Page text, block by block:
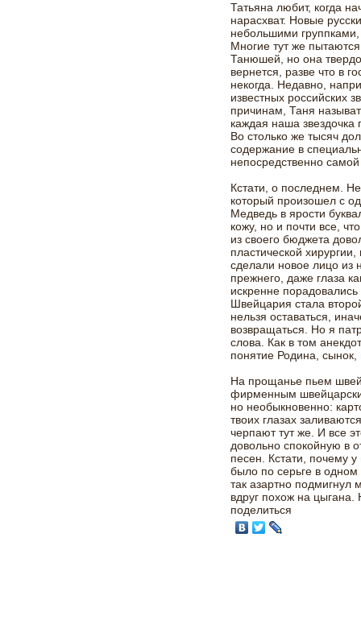
Татьяна любит, когда
нарасхват. Новые
небольшими
Многие тут же
Танюшей, но она
вернется, разве что в
некогда. Недавно,
известных российских
причинам, Таня
каждая наша звездочка
Во столько же тысяч
содержание в
непосредственно
Кстати, о последнем.
который произошел с
Медведь в ярости
кожу, но и почти все,
из своего бюджета
пластической
сделали новое лицо из
прежнего, даже глаза
искренне
Швейцария стала
нельзя оставаться,
возвращаться. Но я
слова. Как в том
понятие Родина,
На прощанье пьем
фирменным
но необыкновенно:
твоих глазах
черпают тут же. И все
довольно спокойную в
песен. Кстати, почему
было по серьге в одном
так азартно подмигнул
вдруг похож на
поделиться